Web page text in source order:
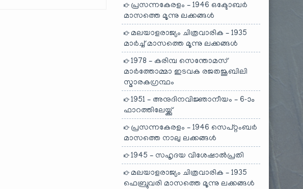
പ്രസന്നകേരളം – 1946 ഒക്ടോബർ
മാസത്തെ മൂന്നു ലക്കങ്ങൾ
മലയാളരാജ്യം ചിത്രവാരിക – 1935
മാർച്ച് മാസത്തെ മൂന്നു ലക്കങ്ങൾ
1978 – കരിമ്പ സെന്തോമസ്
മാർത്തോമ്മാ ഇടവക രജതജൂബിലി
സ്മാരകഗ്രന്ഥം
1951 – അനുദിനവിജ്ഞാനീയം – 6-ാം
ഫാറത്തിലേയ്ക്കു്
പ്രസന്നകേരളം – 1946 സെപ്റ്റംബർ
മാസത്തെ നാലു ലക്കങ്ങൾ
1945 – സഹൃദയ വിശേഷാൽപ്രതി
മലയാളരാജ്യം ചിത്രവാരിക – 1935
ഫെബ്രുവരി മാസത്തെ മൂന്നു ലക്കങ്ങൾ